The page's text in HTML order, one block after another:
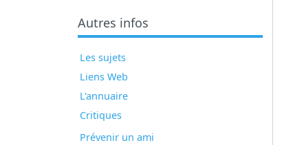
Autres infos
Les sujets
Liens Web
L'annuaire
Critiques
Prévenir un ami